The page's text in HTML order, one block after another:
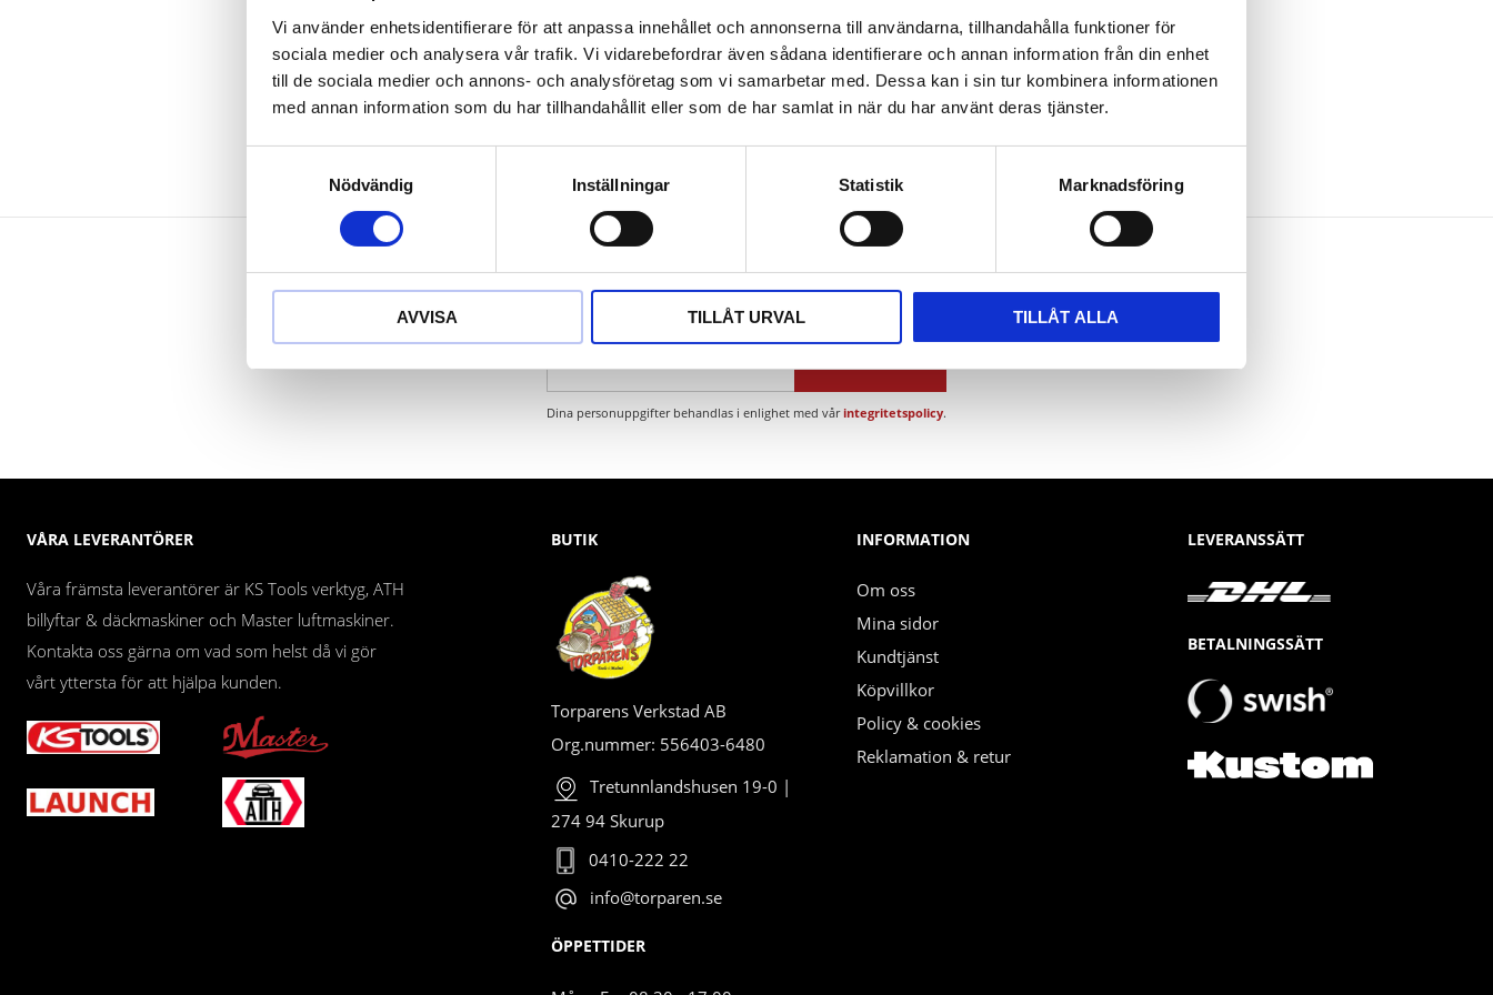
Vi använder enhetsidentifierare för att anpassa innehållet och annonserna till användarna, tillhandahålla funktioner för
sociala medier och analysera vår trafik. Vi vidarebefordrar även sådana identifierare och annan information från din enhet
till de sociala medier och annons- och analysföretag som vi samarbetar med. Dessa kan i sin tur kombinera informationen
med annan information som du har tillhandahållit eller som de har samlat in när du har använt deras tjänster.
Nödvändig
Inställningar Statistik Marknadsföring
AVVISA TILLÅT URVAL TILLÅT ALLA
Med praktiskt bärhandtag
Special-plast
Nyhetsbrev
Dina personuppgifter behandlas i enlighet med vårintegritetspolicy.
VÅRA LEVERANTÖRER
Våra främsta leverantörer är KS Tools verktyg, ATH
billyftar & däckmaskiner och Master luftmaskiner.
Kontakta oss gärna om vad som helst då vi gör
vårt yttersta för att hjälpa kunden.
BUTIK
Torparens Verkstad AB
Org.nummer: 556403-6480
Tretunnlandshusen 19-0 |
274 94 Skurup
0410-222 22
info@torparen.se
ÖPPETTIDER
INFORMATION
Om oss
Mina sidor
Kundtjänst
Köpvillkor
Policy & cookies
Reklamation & retur
LEVERANSSÄTT
BETALNINGSSÄTT